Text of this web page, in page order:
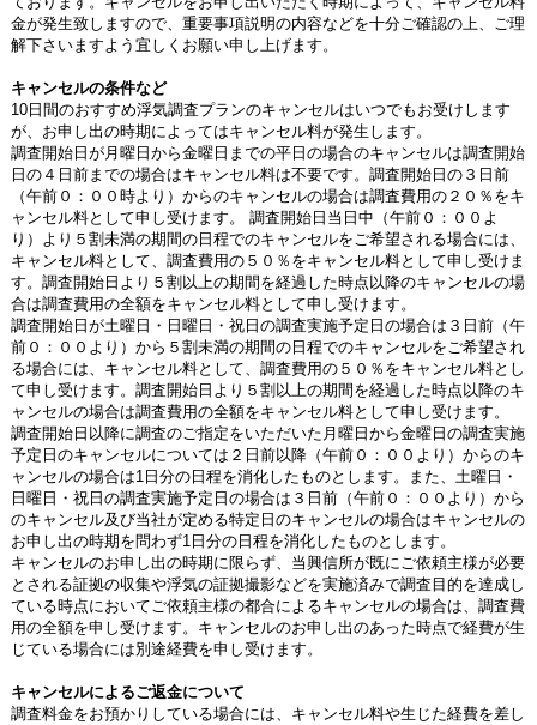
金が発生致しますので、重要事項説明の内容などを十分ご確認の上、ご理
解下さいますよう宜しくお願い申し上げます。
キャンセルの条件など
10日間のおすすめ浮気調査プランのキャンセルはいつでもお受けします
が、お申し出の時期によってはキャンセル料が発生します。
調査開始日が月曜日から金曜日までの平日の場合のキャンセルは調査開始
日の４日前までの場合はキャンセル料は不要です。調査開始日の３日前
（午前０：００時より）からのキャンセルの場合は調査費用の２０％をキ
ャンセル料として申し受けます。 調査開始日当日中（午前０：００よ
り）より５割未満の期間の日程でのキャンセルをご希望される場合には、
キャンセル料として、調査費用の５０％をキャンセル料として申し受けま
す。調査開始日より５割以上の期間を経過した時点以降のキャンセルの場
合は調査費用の全額をキャンセル料として申し受けます。
調査開始日が土曜日・日曜日・祝日の調査実施予定日の場合は３日前（午
前０：００より）から５割未満の期間の日程でのキャンセルをご希望され
る場合には、キャンセル料として、調査費用の５０％をキャンセル料とし
て申し受けます。調査開始日より５割以上の期間を経過した時点以降のキ
ャンセルの場合は調査費用の全額をキャンセル料として申し受けます。
調査開始日以降に調査のご指定をいただいた月曜日から金曜日の調査実施
予定日のキャンセルについては２日前以降（午前０：００より）からのキ
ャンセルの場合は1日分の日程を消化したものとします。また、土曜日・
日曜日・祝日の調査実施予定日の場合は３日前（午前０：００より）から
のキャンセル及び当社が定める特定日のキャンセルの場合はキャンセルの
お申し出の時期を問わず1日分の日程を消化したものとします。
キャンセルのお申し出の時期に限らず、当興信所が既にご依頼主様が必要
とされる証拠の収集や浮気の証拠撮影などを実施済みで調査目的を達成し
ている時点においてご依頼主様の都合によるキャンセルの場合は、調査費
用の全額を申し受けます。キャンセルのお申し出のあった時点で経費が生
じている場合には別途経費を申し受けます。
キャンセルによるご返金について
調査料金をお預かりしている場合には、キャンセル料や生じた経費を差し